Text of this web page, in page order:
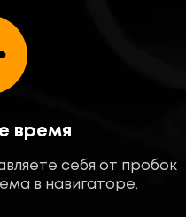
время
себя от пробок
в навигаторе.